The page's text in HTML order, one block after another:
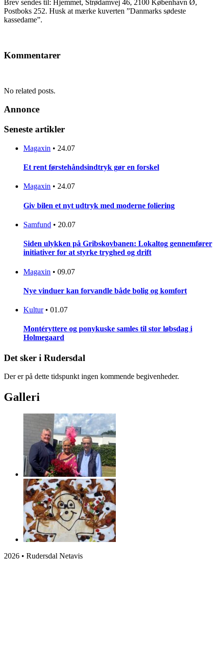
Brev sendes til: Hjemmet, Strødamvej 46, 2100 København Ø,
Postboks 252. Husk at mærke kuverten ”Danmarks sødeste
kassedame”.
Kommentarer
No related posts.
Annonce
Seneste artikler
Magaxin • 24.07
Et rent førstehåndsindtryk gør en forskel
Magaxin • 24.07
Giv bilen et nyt udtryk med moderne foliering
Samfund • 20.07
Siden ulykken på Gribskovbanen: Lokaltog gennemfører
initiativer for at styrke tryghed og drift
Magaxin • 09.07
Nye vinduer kan forvandle både bolig og komfort
Kultur • 01.07
Montéryttere og ponykuske samles til stor løbsdag i
Holmegaard
Det sker i Rudersdal
Der er på dette tidspunkt ingen kommende begivenheder.
Galleri
2026 • Rudersdal Netavis